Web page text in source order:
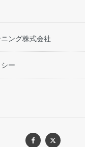
ング株式会社
ー